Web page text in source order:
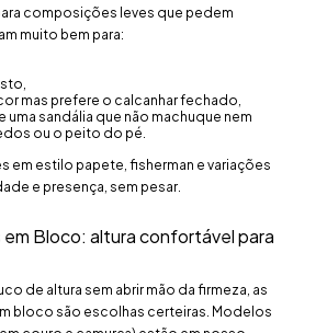
composições leves que pedem
muito bem para:
mas prefere o calcanhar fechado,
uma sandália que não machuque nem
ou o peito do pé.
em estilo papete, fisherman e variações
e presença, sem pesar.
Bloco: altura confortável para
de altura sem abrir mão da firmeza, as
bloco são escolhas certeiras. Modelos